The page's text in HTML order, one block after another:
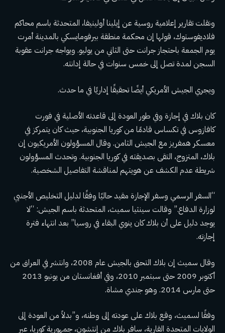
ونقلت تقارير إعلامية روسية عن إيلينا أولينيفا، المتحدثة باسم محاكم
فلاديفوستوك، قولها إن محكمة منطقة بيرفومايسكي بالمدينة أمرت
يوم الجمعة باحتجاز جرانت حتى الثاني من يوليو. ويواجه جرانت عقوبة
السجن لمدة تصل إلى خمس سنوات في حالة إدانته.
ويجري الجيش الأمريكي أيضًا تحقيقًا إداريًا في ما حدث.
كان بلاك في إجازة وفي طور العودة إلى قاعدته الأصلية في فورت
كافازوس في تكساس قادمًا من كوريا الجنوبية، حيث كان يتمركز في
معسكر همفريز مع الجيش الثامن. وقال المسؤولون الأمريكيون إن
بلاك، المتزوج، التقى بصديقته في كوريا الجنوبية. وتحدث المسؤولون
شريطة عدم الكشف عن هويتهم لمناقشة التفاصيل الشخصية.
“السفر الرسمي وسفر الإجازة مقيد حاليًا وفقًا لدليل التخليص الأجنبي
لوزارة الدفاع.” وقالت سينثيا سميث، المتحدثة باسم الجيش: “لا
يوجد دليل على أن بلاك كان ينوي البقاء في روسيا” بعد انتهاء فترة
إجازته.
وقال سميث إن بلاك التحق بالجيش عام 2008، وانتشر في العراق من
أكتوبر 2009 حتى سبتمبر 2010، وفي أفغانستان من يونيو 2013
حتى مارس 2014. وهو جندي مشاة.
وفقًا لسميث، وقع بلاك على عودته إلى وطنه، و”بدلاً من العودة إلى
الولايات المتحدة القارية، سافر بلاك من إنتشون، جمهورية كوريا، عبر